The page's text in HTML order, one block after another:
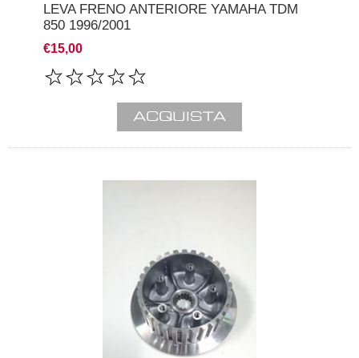
LEVA FRENO ANTERIORE YAMAHA TDM
850 1996/2001
€15,00